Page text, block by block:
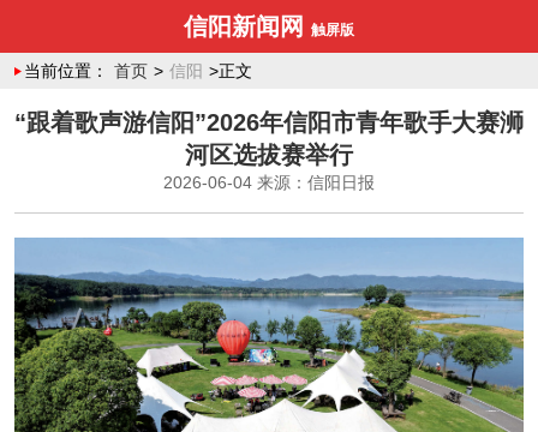
信阳新闻网 触屏版
当前位置： 首页 > 信阳 >正文
“跟着歌声游信阳”2026年信阳市青年歌手大赛浉
河区选拔赛举行
2026-06-04 来源：信阳日报